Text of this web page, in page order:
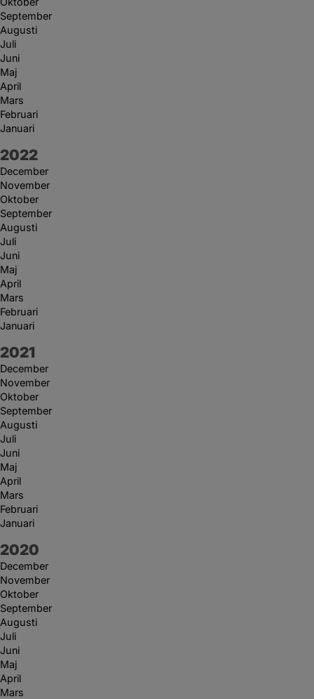
September
Augusti
Juli
Juni
Maj
April
Mars
Februari
Januari
År:
2022
December
November
Oktober
September
Augusti
Juli
Juni
Maj
April
Mars
Februari
Januari
År:
2021
December
November
Oktober
September
Augusti
Juli
Juni
Maj
April
Mars
Februari
Januari
År:
2020
December
November
Oktober
September
Augusti
Juli
Juni
Maj
April
Mars